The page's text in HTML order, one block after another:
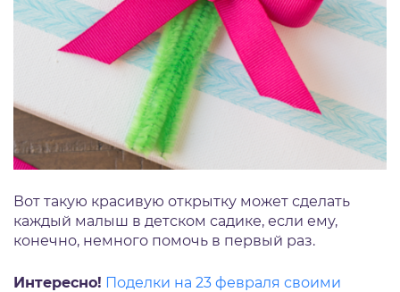
Вот такую красивую открытку может сделать
каждый малыш в детском садике, если ему,
конечно, немного помочь в первый раз.
Интересно! Поделки на 23 февраля своими